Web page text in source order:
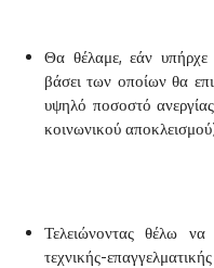
Θα θέλαμε, εάν υπήρχε
βάσει των οποίων θα
υψηλό ποσοστό
κοινωνικού
Τελειώνοντας θέλω
τεχνικής-